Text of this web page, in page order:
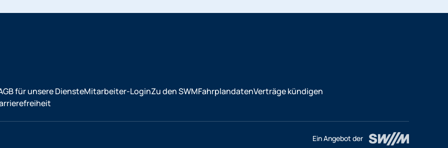
für unsere DiensteMitarbeiter-LoginZu den SWMFahrplandatenVerträge kündigen
Ein Angebot der